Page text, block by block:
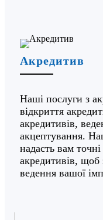
Акредитив
Наші послуги з
відкриття
акредитивів,
акцептування.
надасть вам
акредитивів, щоб
ведення вашої